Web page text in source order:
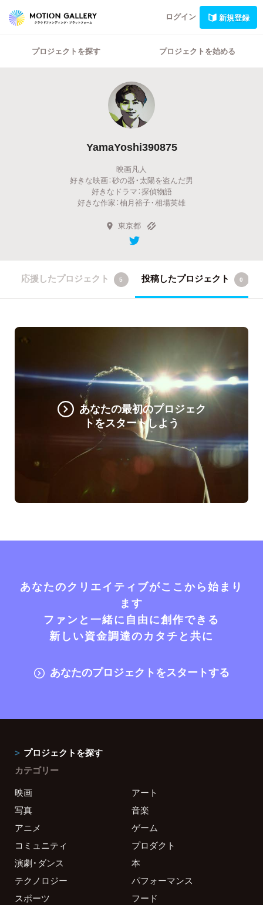
ログイン 新規登録
プロジェクトを探す プロジェクトを始める
YamaYoshi390875
映画凡人
好きな映画：砂の器・太陽を盗んだ男
好きなドラマ：探偵物語
好きな作家：柚月裕子・相場英雄
東京都
応援したプロジェクト 5 投稿したプロジェクト 0
あなたの最初のプロジェク
トをスタートしよう
あなたのクリエイティブがここから始まり
ます
ファンと一緒に自由に創作できる
新しい資金調達のカタチと共に
あなたのプロジェクトをスタートする
プロジェクトを探す
カテゴリー
映画
アート
写真
音楽
アニメ
ゲーム
コミュニティ
プロダクト
演劇・ダンス
本
テクノロジー
パフォーマンス
スポーツ
フード